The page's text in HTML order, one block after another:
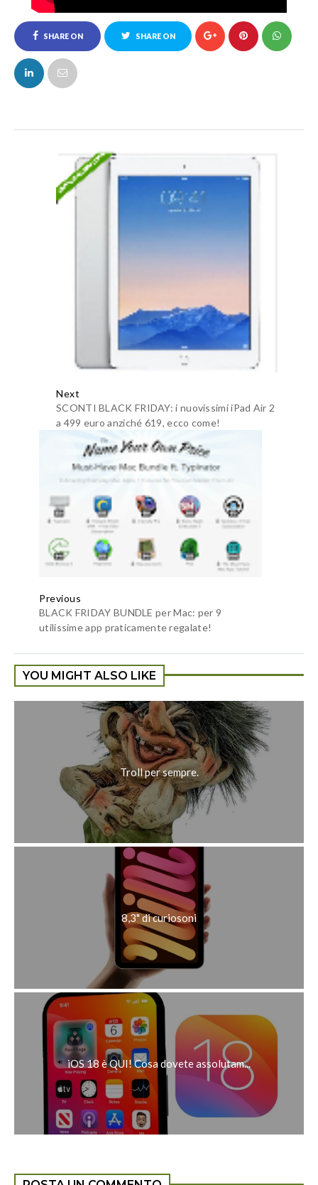
SHARE ON
FACEBOOK
SHARE ON
Next
SCONTI BLACK FRIDAY: i nuovissimi iPad Air 2
a 499 euro anziché 619, ecco come!
Previous
BLACK FRIDAY BUNDLE per Mac: per 9
utilissime app praticamente regalate!
YOU MIGHT ALSO LIKE
Troll per sempre.
8,3" di curiosoni
iOS 18 è QUI! Cosa dovete assolutam...